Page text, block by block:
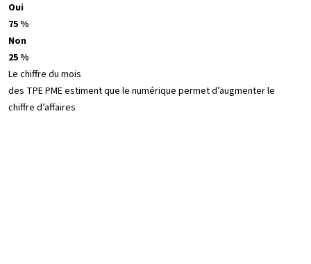
Oui
75 %
Non
25 %
Le chiffre du mois
des TPE PME estiment que le numérique permet d’augmenter le
chiffre d’affaires